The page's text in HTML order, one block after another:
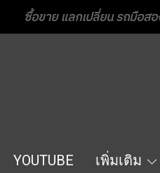
ซื้อขาย แลกเปลี่ยน รถมือส
YOUTUBE เพิ่มเติม